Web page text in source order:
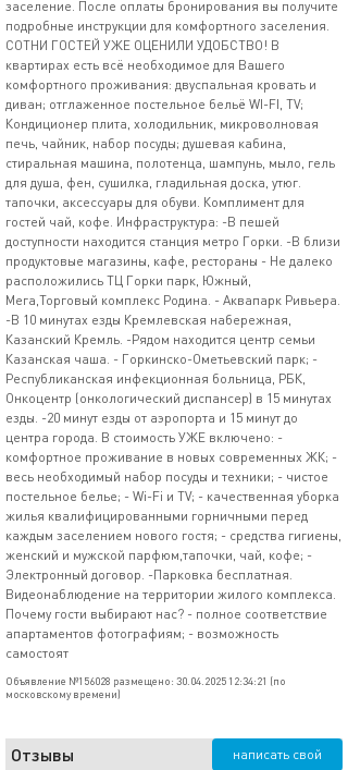
заселение. После оплаты бронирования вы получите
подробные инструкции для комфортного заселения.
СОТНИ ГОСТЕЙ УЖЕ ОЦЕНИЛИ УДОБСТВО! В
квартирах есть всё необходимое для Вашего
комфортного проживания: двуспальная кровать и
диван; отглаженное постельное бельё WI-FI, TV;
Кондиционер плита, холодильник, микроволновая
печь, чайник, набор посуды; душевая кабина,
стиральная машина, полотенца, шампунь, мыло, гель
для душа, фен, сушилка, гладильная доска, утюг.
тапочки, аксессуары для обуви. Комплимент для
гостей чай, кофе. Инфраструктура: -В пешей
доступности находится станция метро Горки. -В близи
продуктовые магазины, кафе, рестораны - Не далеко
расположились ТЦ Горки парк, Южный,
Мега,Торговый комплекс Родина. - Аквапарк Ривьера.
-В 10 минутах езды Кремлевская набережная,
Казанский Кремль. -Рядом находится центр семьи
Казанская чаша. - Горкинско-Ометьевский парк; -
Республиканская инфекционная больница, РБК,
Онкоцентр (онкологический диспансер) в 15 минутах
езды. -20 минут езды от аэропорта и 15 минут до
центра города. В стоимость УЖЕ включено: -
комфортное проживание в новых современных ЖК; -
весь необходимый набор посуды и техники; - чистое
постельное белье; - Wi-Fi и TV; - качественная уборка
жилья квалифицированными горничными перед
каждым заселением нового гостя; - средства гигиены,
женский и мужской парфюм,тапочки, чай, кофе; -
Электронный договор. -Парковка бесплатная.
Видеонаблюдение на территории жилого комплекса.
Почему гости выбирают нас? - полное соответствие
апартаментов фотографиям; - возможность
самостоят
Объявление №156028 размещено: 30.04.2025 12:34:21 (по
московскому времени)
Отзывы написать свой